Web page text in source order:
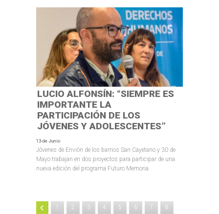
LUCIO ALFONSÍN: “SIEMPRE ES
IMPORTANTE LA
PARTICIPACIÓN DE LOS
JÓVENES Y ADOLESCENTES”
13 de Junio
Jóvenes de Envión de los barrios San Cayetano y 30 de
Mayo trabajan en dos proyectos para participar de una
nueva edición del programa Futuro Memoria
1 2 3 4 5 6 7 8